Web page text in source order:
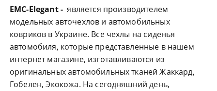
EMC-Elegant -является производителем
модельных авточехлов и автомобильных
ковриков в Украине. Все чехлы на сиденья
автомобиля, которые представленные в нашем
интернет магазине, изготавливаются из
оригинальных автомобильных тканей Жаккард,
Гобелен, Экокожа. На сегодняшний день,